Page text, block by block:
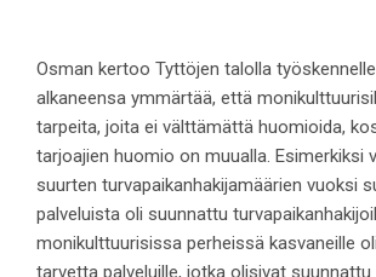
Osman kertoo Tyttöjen talolla
alkaneensa ymmärtää, että
tarpeita, joita ei välttämättä huomioida,
tarjoajien huomio on muualla. Esimerkiksi
suurten turvapaikanhakijamäärien vuoksi
palveluista oli suunnattu
monikulttuurisissa perheissä kasvaneille
tarvetta palveluille, jotka olisivat suunnattu